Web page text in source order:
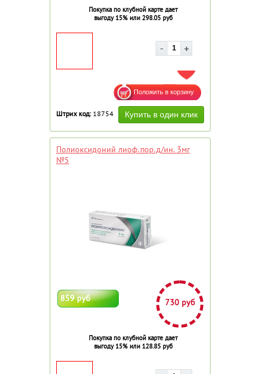
Покупка по клубной карте дает
выгоду 15% или 298.05 руб
ДОБАВИТЬ В ИЗБРАННОЕ
Штрих код: 18754
Полиоксидоний лиоф.пор.д/ин. 3мг
№5
859 руб 730 руб
Покупка по клубной карте дает
выгоду 15% или 128.85 руб